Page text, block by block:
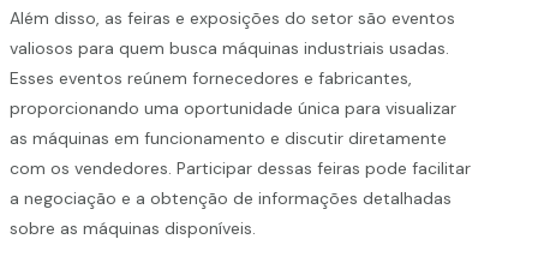
Além disso, as feiras e exposições do setor são eventos
valiosos para quem busca máquinas industriais usadas.
Esses eventos reúnem fornecedores e fabricantes,
proporcionando uma oportunidade única para visualizar
as máquinas em funcionamento e discutir diretamente
com os vendedores. Participar dessas feiras pode facilitar
a negociação e a obtenção de informações detalhadas
sobre as máquinas disponíveis.